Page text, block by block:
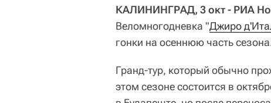
КАЛИНИНГРАД, 3 окт - РИА
Веломногодневка "Джиро
гонки на осеннюю часть
Гранд-тур, который обычно
этом сезоне состоится в